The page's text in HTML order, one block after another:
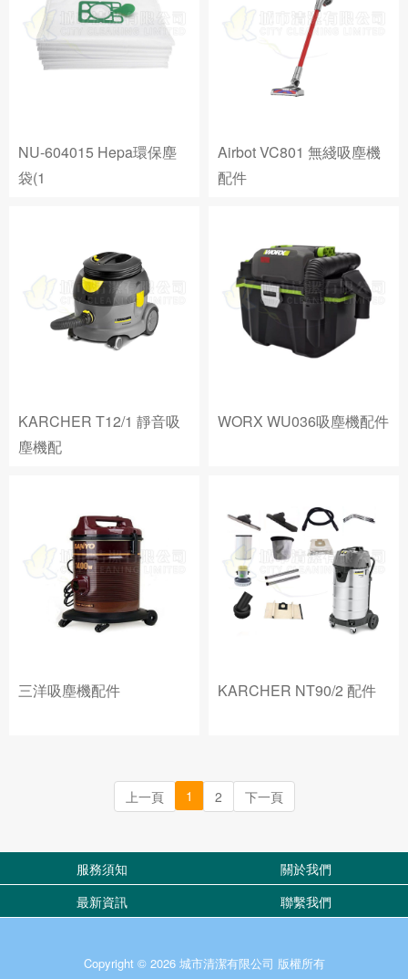
NU-604015 Hepa環保塵
袋(1
Airbot VC801 無綫吸塵機
配件
KARCHER T12/1 靜音吸
塵機配
WORX WU036吸塵機配件
三洋吸塵機配件 KARCHER NT90/2 配件
上一頁 1 2 下一頁
服務須知
關於我們
最新資訊
聯繫我們
Copyright © 2026 城市清潔有限公司 版權所有